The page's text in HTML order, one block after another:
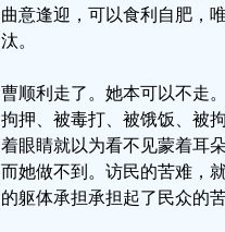
曲意逢迎，可以食利自肥，
汰。
曹顺利走了。她本可以不走
拘押、被毒打、被饿饭、被
着眼睛就以为看不见蒙着耳
而她做不到。访民的苦难，
的躯体承担承担起了民众的